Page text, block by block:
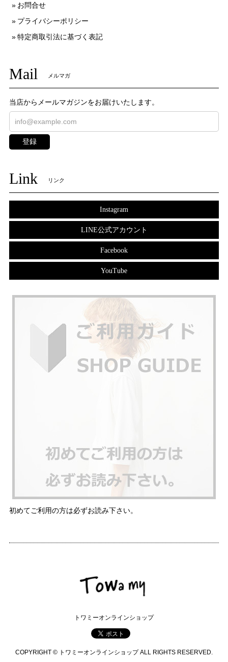
お問合せ
プライバシーポリシー
特定商取引法に基づく表記
Mail メルマガ
当店からメールマガジンをお届けいたします。
登録
Link リンク
Instagram
LINE公式アカウント
Facebook
YouTube
初めてご利用の方は必ずお読み下さい。
トワミーオンラインショップ
COPYRIGHT © トワミーオンラインショップ ALL RIGHTS RESERVED.